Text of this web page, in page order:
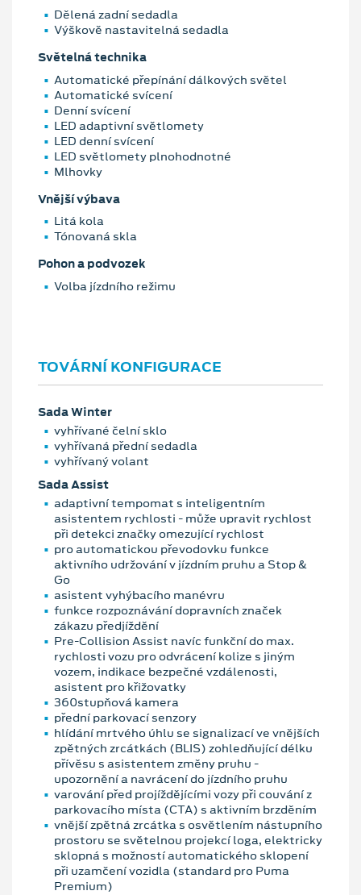
Dělená zadní sedadla
Výškově nastavitelná sedadla
Světelná technika
Automatické přepínání dálkových světel
Automatické svícení
Denní svícení
LED adaptivní světlomety
LED denní svícení
LED světlomety plnohodnotné
Mlhovky
Vnější výbava
Litá kola
Tónovaná skla
Pohon a podvozek
Volba jízdního režimu
TOVÁRNÍ KONFIGURACE
Sada Winter
vyhřívané čelní sklo
vyhřívaná přední sedadla
vyhřívaný volant
Sada Assist
adaptivní tempomat s inteligentním
asistentem rychlosti - může upravit rychlost
při detekci značky omezující rychlost
pro automatickou převodovku funkce
aktivního udržování v jízdním pruhu a Stop &
Go
asistent vyhýbacího manévru
funkce rozpoznávání dopravních značek
zákazu předjíždění
Pre-Collision Assist navíc funkční do max.
rychlosti vozu pro odvrácení kolize s jiným
vozem, indikace bezpečné vzdálenosti,
asistent pro křižovatky
360stupňová kamera
přední parkovací senzory
hlídání mrtvého úhlu se signalizací ve vnějších
zpětných zrcátkách (BLIS) zohledňující délku
přívěsu s asistentem změny pruhu -
upozornění a navrácení do jízdního pruhu
varování před projíždějícími vozy při couvání z
parkovacího místa (CTA) s aktivním brzděním
vnější zpětná zrcátka s osvětlením nástupního
prostoru se světelnou projekcí loga, elektricky
sklopná s možností automatického sklopení
při uzamčení vozidla (standard pro Puma
Premium)